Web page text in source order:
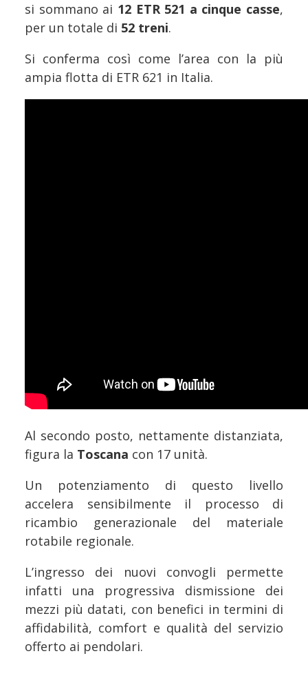
si sommano ai 12 ETR 521 a cinque casse,
per un totale di 52 treni.
Si conferma così come l’area con la più
ampia flotta di ETR 621 in Italia.
Al secondo posto, nettamente distanziata,
figura la Toscana con 17 unità.
Un potenziamento di questo livello
accelera sensibilmente il processo di
ricambio generazionale del materiale
rotabile regionale.
L’ingresso dei nuovi convogli permette
infatti una progressiva dismissione dei
mezzi più datati, con benefici in termini di
affidabilità, comfort e qualità del servizio
offerto ai pendolari.